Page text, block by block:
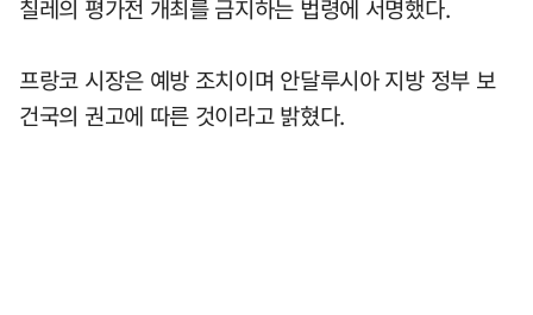
칠레의 평가전 개최를 금지하는 법령에 서명했다.
프랑코 시장은 예방 조치이며 안달루시아 지방 정부 보
건국의 권고에 따른 것이라고 밝혔다.